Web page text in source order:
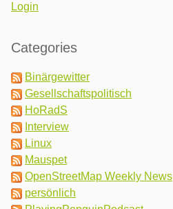
Login
Categories
Binärgewitter
Gesellschaftspolitisch
HoRadS
Interview
Linux
Mauspet
OpenStreetMap Weekly News
persönlich